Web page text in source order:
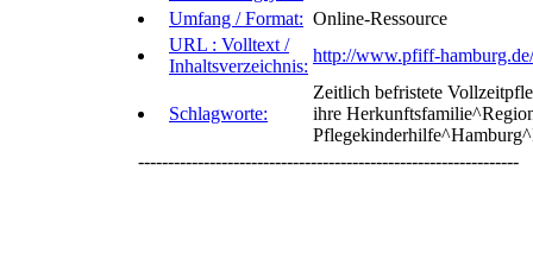
Umfang / Format: Online-Ressource
URL : Volltext /
Inhaltsverzeichnis:
http://www.pfiff-
Schlagworte:
Zeitlich befristete
ihre
----------------------------------------------------------------